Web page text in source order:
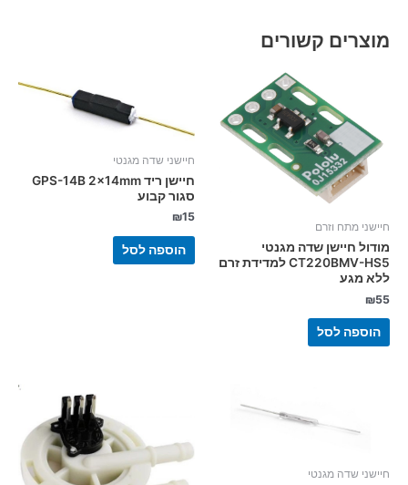
מוצרים קשורים
חיישני מתח וזרם
מודול חיישן שדה מגנטי
CT220BMV-HS5 למדידת זרם
ללא מגע
₪55
הוספה לסל
חיישני שדה מגנטי
חיישן ריד GPS-14B 2x14mm
סגור קבוע
₪15
הוספה לסל
חיישני שדה מגנטי